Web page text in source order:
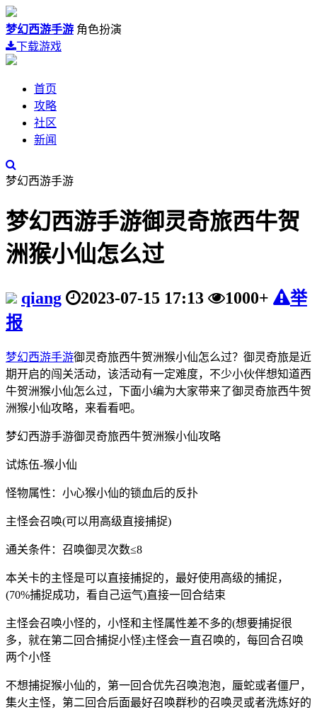
梦幻西游手游 角色扮演
下载游戏
首页
攻略
社区
新闻
梦幻西游手游
梦幻西游手游御灵奇旅西牛贺
洲猴小仙怎么过
qiang 2023-07-15 17:13 1000+
举
报
梦幻西游手游御灵奇旅西牛贺洲猴小仙怎么过？御灵奇旅是近
期开启的闯关活动，该活动有一定难度，不少小伙伴想知道西
牛贺洲猴小仙怎么过，下面小编为大家带来了御灵奇旅西牛贺
洲猴小仙攻略，来看看吧。
梦幻西游手游御灵奇旅西牛贺洲猴小仙攻略
试炼伍-猴小仙
怪物属性：小心猴小仙的锁血后的反扑
主怪会召唤(可以用高级直接捕捉)
通关条件：召唤御灵次数≤8
本关卡的主怪是可以直接捕捉的，最好使用高级的捕捉，
(70%捕捉成功，看自己运气)直接一回合结束
主怪会召唤小怪的，小怪和主怪属性差不多的(想要捕捉很
多，就在第二回合捕捉小怪)主怪会一直召唤的，每回合召唤
两个小怪
不想捕捉猴小仙的，第一回合优先召唤泡泡，蜃蛇或者僵尸，
集火主怪，第二回合后面最好召唤群秒的召唤灵或者洗炼好的